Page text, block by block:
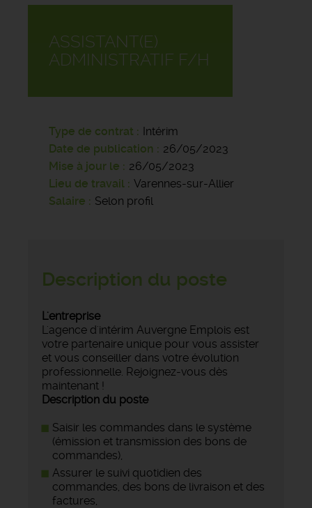
ASSISTANT(E)
ADMINISTRATIF F/H
Type de contrat
Intérim
Date de publication
26/05/2023
Mise à jour le
26/05/2023
Lieu de travail
Varennes-sur-Allier
Salaire
Selon profil
Description du poste
L'entreprise
L'agence d'intérim Auvergne Emplois est
votre partenaire unique pour vous assister
et vous conseiller dans votre évolution
professionnelle. Rejoignez-vous dès
maintenant !
Description du poste
Saisir les commandes dans le système
(émission et transmission des bons de
commandes),
Assurer le suivi quotidien des
commandes, des bons de livraison et des
factures,